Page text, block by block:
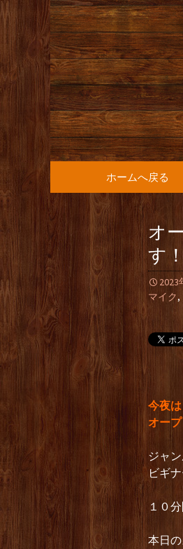
人
知
人形町の
コンテンツへ移動
ホームへ戻る
オ
す
2023
マイク,
今夜は
オー
ジャ
ビギ
１０
本日